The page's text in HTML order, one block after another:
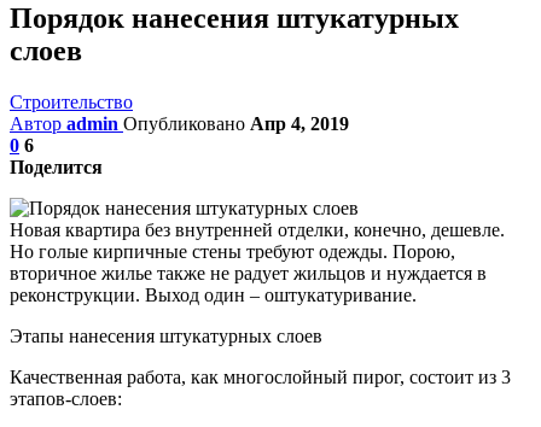
Порядок нанесения штукатурных
слоев
Строительство
Автор admin Опубликовано Апр 4, 2019
0 6
Поделится
Новая квартира без внутренней отделки, конечно, дешевле.
Но голые кирпичные стены требуют одежды. Порою,
вторичное жилье также не радует жильцов и нуждается в
реконструкции. Выход один – оштукатуривание.
Этапы нанесения штукатурных слоев
Качественная работа, как многослойный пирог, состоит из 3
этапов-слоев: